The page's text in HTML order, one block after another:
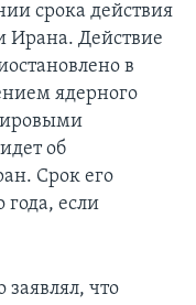
срока действия
Ирана. Действие
в
ядерного
об
Срок его
года, если
что